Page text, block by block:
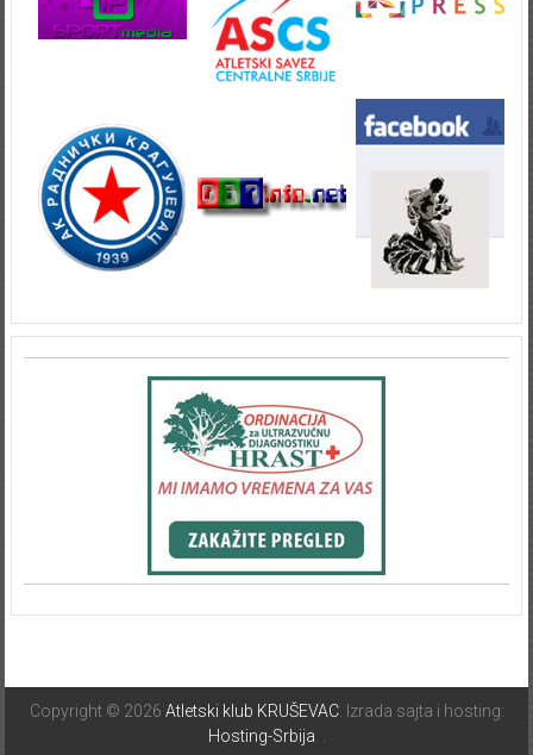
Copyright © 2026 Atletski klub KRUŠEVAC. Izrada sajta i hosting:
Hosting-Srbija. .